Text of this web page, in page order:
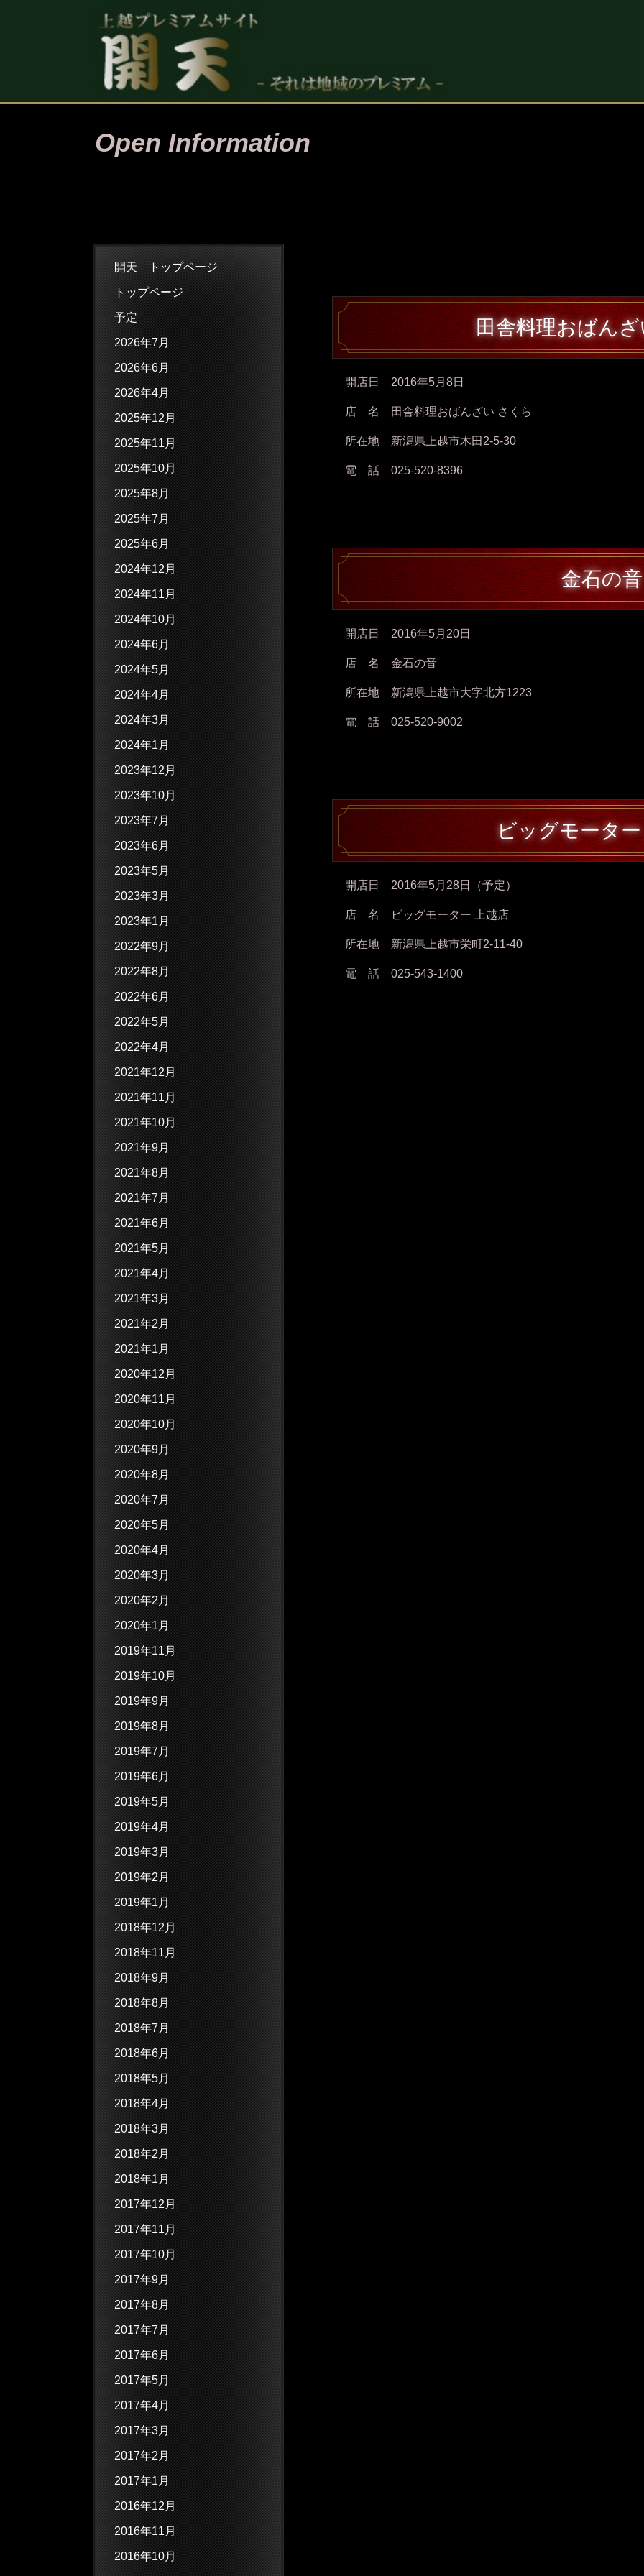
Open Information
田舎料理おばん
開店日 2016年5月8日
店 名 田舎料理おばんざい さくら
所在地 新潟県上越市木田2-5-30
電 話 025-520-8396
金石の音
開店日 2016年5月20日
店 名 金石の音
所在地 新潟県上越市大字北方1223
電 話 025-520-9002
ビッグモータ
開店日 2016年5月28日（予定）
店 名 ビッグモーター 上越店
所在地 新潟県上越市栄町2-11-40
電 話 025-543-1400
開天 トップページ
トップページ
予定
2026年7月
2026年6月
2026年4月
2025年12月
2025年11月
2025年10月
2025年8月
2025年7月
2025年6月
2024年12月
2024年11月
2024年10月
2024年6月
2024年5月
2024年4月
2024年3月
2024年1月
2023年12月
2023年10月
2023年7月
2023年6月
2023年5月
2023年3月
2023年1月
2022年9月
2022年8月
2022年6月
2022年5月
2022年4月
2021年12月
2021年11月
2021年10月
2021年9月
2021年8月
2021年7月
2021年6月
2021年5月
2021年4月
2021年3月
2021年2月
2021年1月
2020年12月
2020年11月
2020年10月
2020年9月
2020年8月
2020年7月
2020年5月
2020年4月
2020年3月
2020年2月
2020年1月
2019年11月
2019年10月
2019年9月
2019年8月
2019年7月
2019年6月
2019年5月
2019年4月
2019年3月
2019年2月
2019年1月
2018年12月
2018年11月
2018年9月
2018年8月
2018年7月
2018年6月
2018年5月
2018年4月
2018年3月
2018年2月
2018年1月
2017年12月
2017年11月
2017年10月
2017年9月
2017年8月
2017年7月
2017年6月
2017年5月
2017年4月
2017年3月
2017年2月
2017年1月
2016年12月
2016年11月
2016年10月